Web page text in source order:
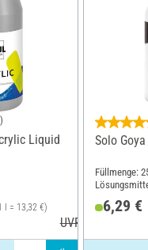
Liquid
l = 13,32 €)
UVP 10,99 €
Solo
Füllmenge:
6,29 €